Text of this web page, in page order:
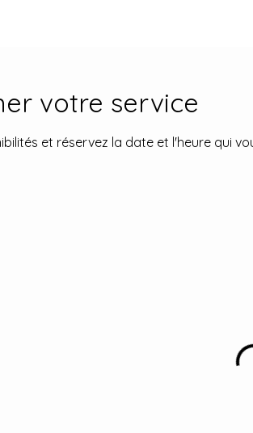
votre service
et réservez la date et l'heure qui